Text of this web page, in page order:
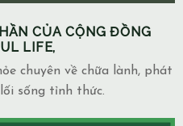
CỦA CỘNG ĐỒNG
LIFE,
chuyên về chữa lành, phát
sống tỉnh thức.